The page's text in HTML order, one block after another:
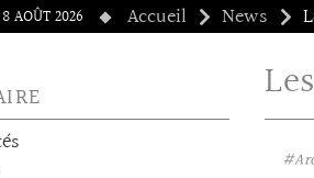
AOÛT 2026
Accueil News